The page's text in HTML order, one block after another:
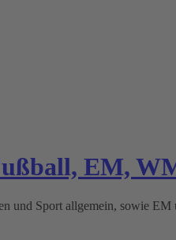
EM,
und Sport allgemein, sowie